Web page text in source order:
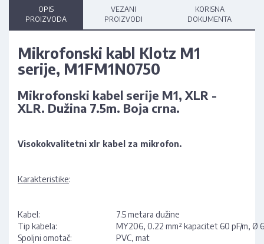
OPIS
PROIZVODA
VEZANI
PROIZVODI
KORISNA
DOKUMENTA
Mikrofonski kabl Klotz M1
serije, M1FM1N0750
Mikrofonski kabel serije M1, XLR -
XLR. Dužina 7.5m. Boja crna.
Visokokvalitetni xlr kabel za mikrofon.
Karakteristike:
Kabel:
7.5 metara dužine
Tip kabela:
MY206, 0.22 mm² kapacitet 60 pF/m, Ø
Spoljni omotač:
PVC, mat